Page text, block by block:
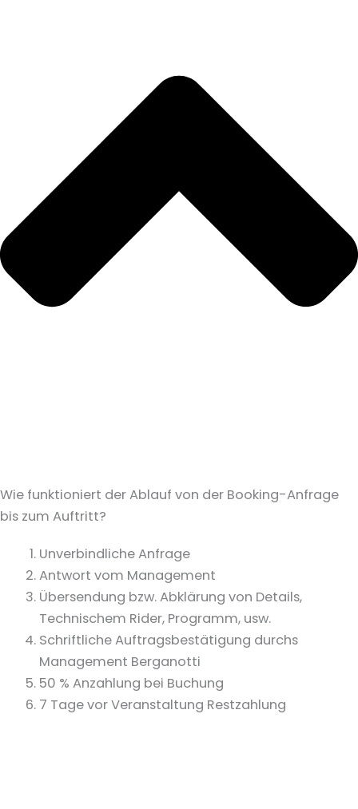
Wie funktioniert der Ablauf von der Booking-Anfrage
bis zum Auftritt?
Unverbindliche Anfrage
Antwort vom Management
Übersendung bzw. Abklärung von Details,
Technischem Rider, Programm, usw.
Schriftliche Auftragsbestätigung durchs
Management Berganotti
50 % Anzahlung bei Buchung
7 Tage vor Veranstaltung Restzahlung